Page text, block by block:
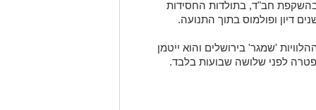
בהשקפת חב"ד, בתולדות החסידות
דיון ופולמוס בתוך התנועה.
היום בשעה 14:00 בבית ההלוויות 'שמגר' בירושלים והוא ייטמן
לפני שלושה שבועות בלבד.